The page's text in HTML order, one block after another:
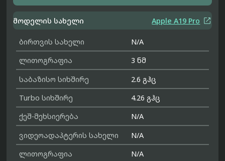
მოდელის სახელი Apple A19 Pro 
ბირთვის სახელი
N/A
ლითოგრაფია
3 ნმ
საბაზისო სიხშირე
2.6 გჰც
Turbo სიხშირე
4.26 გჰც
ქეშ-მეხსიერება
N/A
ვიდეოადაპტერის სახელი
N/A
ლითოგრაფია
N/A